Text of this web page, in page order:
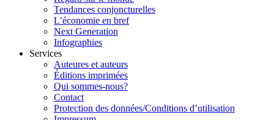
Tendances conjoncturelles
L’économie en bref
Next Generation
Infographies
Services
Auteures et auteurs
Éditions imprimées
Qui sommes-nous?
Contact
Protection des données/Conditions d’utilisation